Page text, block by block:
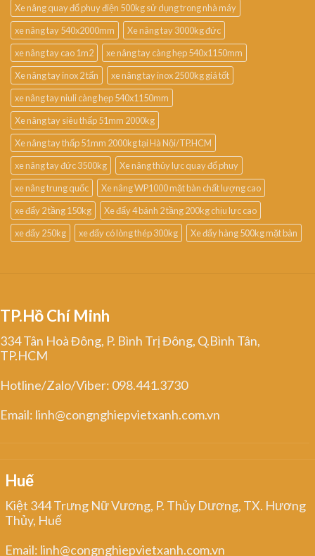
Xe nâng quay đổ phuy điện 500kg sử dụng trong nhà máy
xe nâng tay 540x2000mm
Xe nâng tay 3000kg đức
xe nâng tay cao 1m2
xe nâng tay càng hẹp 540x1150mm
Xe nâng tay inox 2 tấn
xe nâng tay inox 2500kg giá tốt
xe nâng tay niuli càng hẹp 540x1150mm
Xe nâng tay siêu thấp 51mm 2000kg
Xe nâng tay thấp 51mm 2000kg tại Hà Nội/TP.HCM
xe nâng tay đức 3500kg
Xe nâng thủy lực quay đổ phuy
xe nâng trung quốc
Xe nâng WP1000 mặt bàn chất lượng cao
xe đẩy 2 tầng 150kg
Xe đẩy 4 bánh 2 tầng 200kg chịu lực cao
xe đẩy 250kg
xe đẩy có lòng thép 300kg Xe đẩy hàng 500kg mặt bàn
TP.Hồ Chí Minh
334 Tân Hoà Đông, P. Bình Trị Đông, Q.Bình Tân,
TP.HCM
Hotline/Zalo/Viber: 098.441.3730
Email: linh@congnghiepvietxanh.com.vn
Huế
Kiệt 344 Trưng Nữ Vương, P. Thủy Dương, TX. Hương
Thủy, Huế
Email: linh@congnghiepvietxanh.com.vn